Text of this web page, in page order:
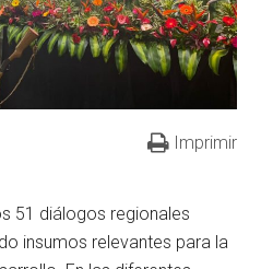
Imprimir
51 diálogos regionales
insumos relevantes para la